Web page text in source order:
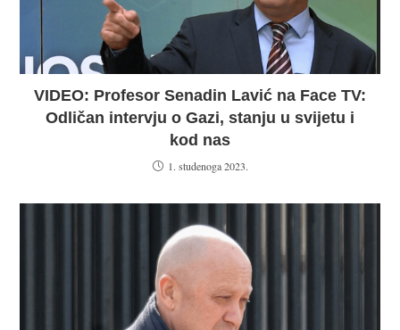
VIDEO: Profesor Senadin Lavić na Face TV:
Odličan intervju o Gazi, stanju u svijetu i
kod nas
1. studenoga 2023.